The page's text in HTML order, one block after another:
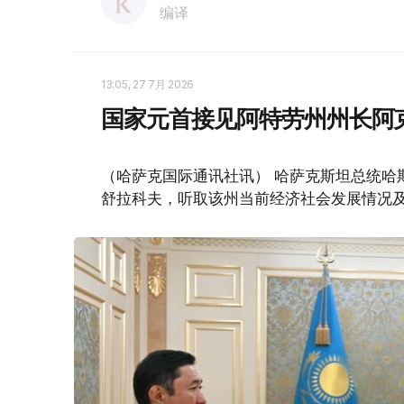
编译
13:05, 27 7月 2026
国家元首接见阿特劳州州长阿
（哈萨克国际通讯社讯） 哈萨克斯坦总统
舒拉科夫，听取该州当前经济社会发展情况